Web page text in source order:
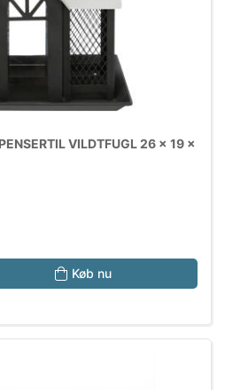
VILDTFUGL 26 x 19 x
Køb nu